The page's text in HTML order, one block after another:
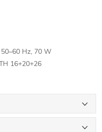
Hz, 70 W
16+20+26